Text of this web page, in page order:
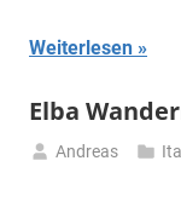
Weiterlesen
Elba
Andreas